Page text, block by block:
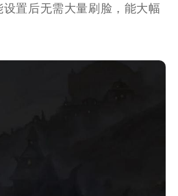
置后无需大量刷脸，能大幅